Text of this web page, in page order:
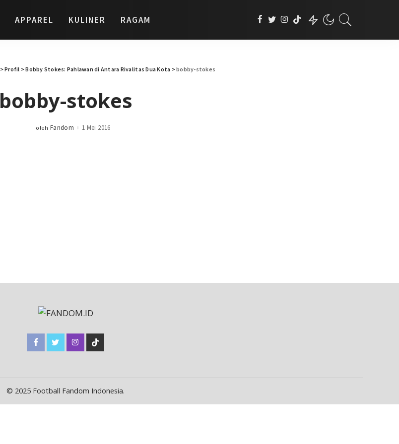
APPAREL KULINER RAGAM
>Profil >Bobby Stokes: Pahlawan di Antara Rivalitas Dua Kota >bobby-stokes
bobby-stokes
Posted
oleh Fandom 1 Mei 2016
© 2025 Football Fandom Indonesia.